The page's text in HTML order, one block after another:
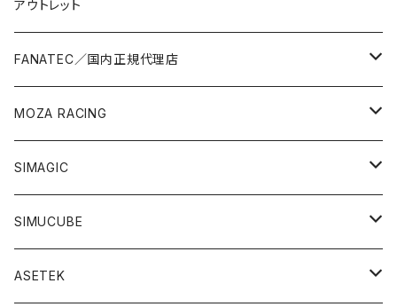
アウトレット
FANATEC／国内正規代理店
バンドルセット
レーシングバンドル
ドリフトバンドル
ステアリングモーター
ステアリング
ペダル
MOZA RACING
ステアリングモーター
ステアリング
ペダル
SIMAGIC
ステアリングモーター
ペダル
SIMUCUBE
ステアリングモーター
ASETEK